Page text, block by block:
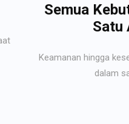
Semua
Satu
Keamanan hingga
dalam